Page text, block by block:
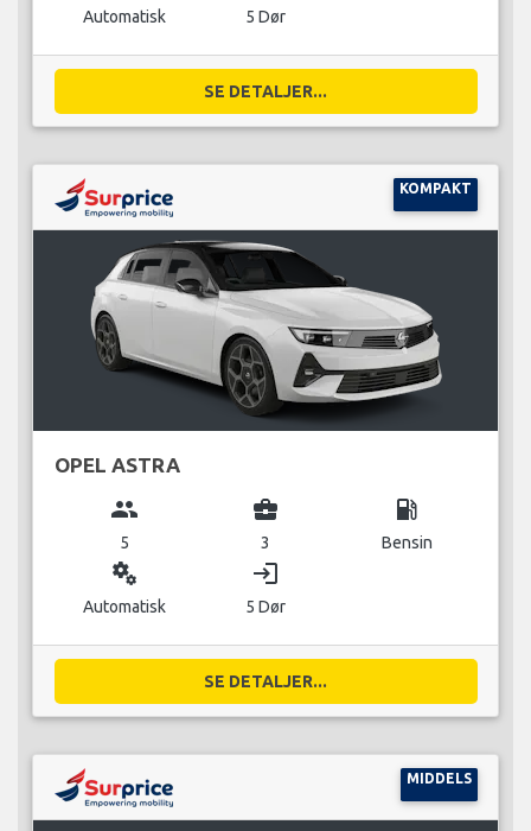
Automatisk 5 Dør
SE DETALJER...
KOMPAKT
OPEL ASTRA
group
5
business_center
3
local_gas_station
Bensin
miscellaneous_services
Automatisk
login
5 Dør
SE DETALJER...
MIDDELS